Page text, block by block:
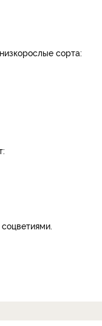
сорта: